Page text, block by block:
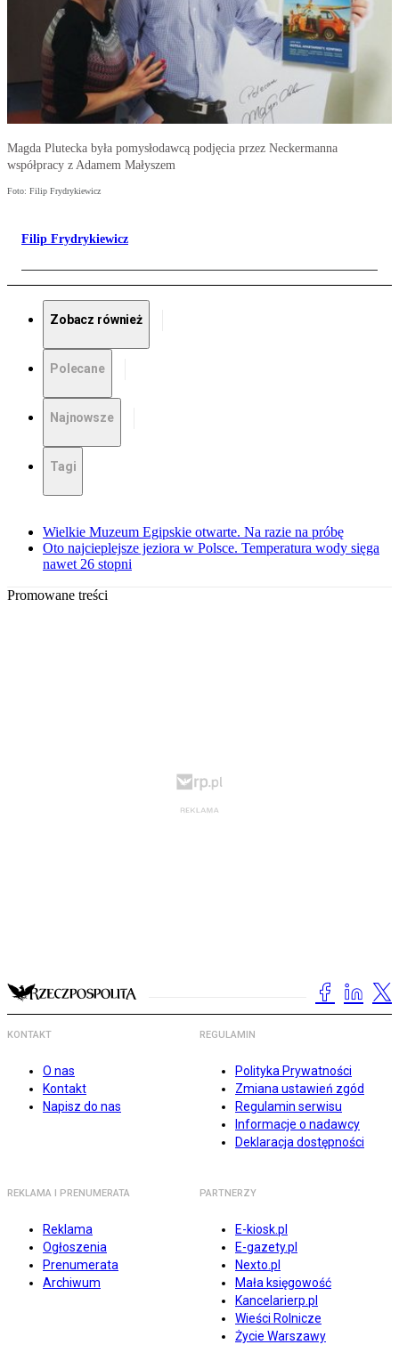
Magda Plutecka była pomysłodawcą podjęcia przez Neckermanna
współpracy z Adamem Małyszem
Foto: Filip Frydrykiewicz
Filip Frydrykiewicz
Zobacz również
Polecane
Najnowsze
Tagi
Wielkie Muzeum Egipskie otwarte. Na razie na próbę
Oto najcieplejsze jeziora w Polsce. Temperatura wody sięga
nawet 26 stopni
Promowane treści
KONTAKT
O nas
Kontakt
Napisz do nas
REGULAMIN
Polityka Prywatności
Zmiana ustawień zgód
Regulamin serwisu
Informacje o nadawcy
Deklaracja dostępności
REKLAMA I PRENUMERATA
Reklama
Ogłoszenia
Prenumerata
Archiwum
PARTNERZY
E-kiosk.pl
E-gazety.pl
Nexto.pl
Mała księgowość
Kancelarierp.pl
Wieści Rolnicze
Życie Warszawy